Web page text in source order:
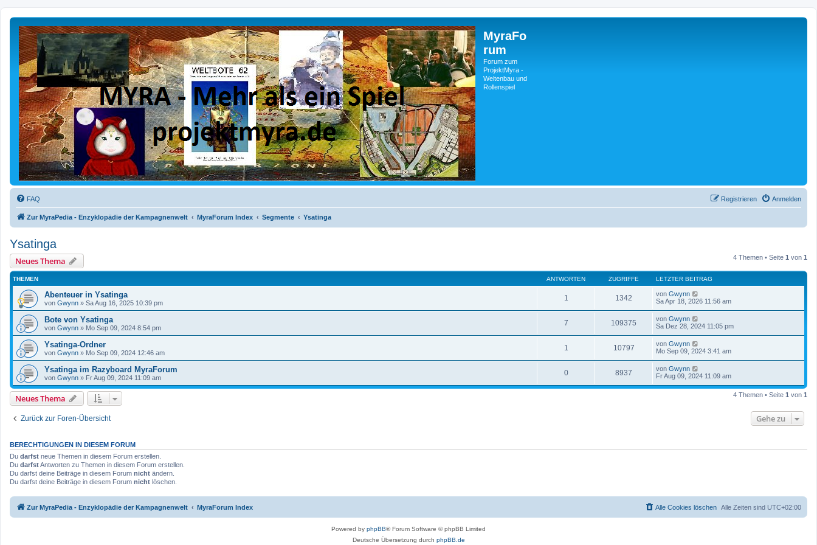
MyraFo
rum
Forum zum
ProjektMyra -
Weltenbau und
Rollenspiel
FAQ Anmelden
Registrieren
Zur MyraPedia - Enzyklopädie der Kampagnenwelt MyraForum Index Segmente Ysatinga
Ysatinga
Neues Thema 4 Themen • Seite 1 von 1
THEMEN ANTWORTEN ZUGRIFFE LETZTER BEITRAG
Abenteuer in Ysatinga
von Gwynn » Sa Aug 16, 2025 10:39 pm
1 1342 von Gwynn
Sa Apr 18, 2026 11:56 am
Bote von Ysatinga
von Gwynn » Mo Sep 09, 2024 8:54 pm
7 109375 von Gwynn
Sa Dez 28, 2024 11:05 pm
Ysatinga-Ordner
von Gwynn » Mo Sep 09, 2024 12:46 am
1 10797 von Gwynn
Mo Sep 09, 2024 3:41 am
Ysatinga im Razyboard MyraForum
von Gwynn » Fr Aug 09, 2024 11:09 am
0 8937 von Gwynn
Fr Aug 09, 2024 11:09 am
Neues Thema 4 Themen • Seite 1 von 1
Zurück zur Foren-Übersicht Gehe zu
BERECHTIGUNGEN IN DIESEM FORUM
Du darfst neue Themen in diesem Forum erstellen.
Du darfstAntworten zu Themen in diesem Forum erstellen.
Du darfst deine Beiträge in diesem Forum nicht ändern.
Du darfst deine Beiträge in diesem Forum nicht löschen.
Zur MyraPedia - Enzyklopädie der Kampagnenwelt MyraForum Index Alle Zeiten sind UTC+02:00
Alle Cookies löschen
Powered by phpBB® Forum Software © phpBB Limited
Deutsche Übersetzung durch phpBB.de